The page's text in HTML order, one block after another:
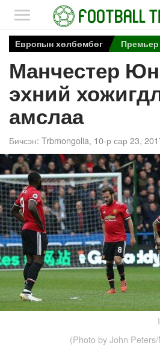
Европын хөлбөмбөг
Манчестер
эхний
амслаа
Бичсэн: Trbmongolia, 10-р сар 23,
(Photo by John